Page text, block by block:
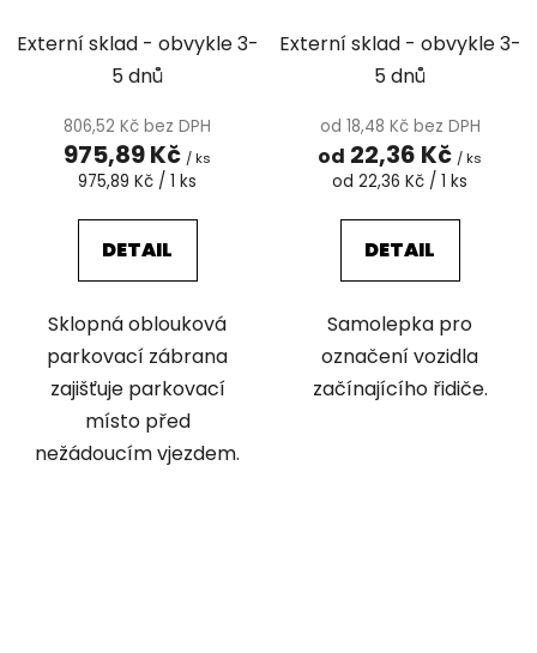
Externí sklad - obvykle 3-
5 dnů
806,52 Kč bez DPH
975,89 Kč / ks
Měrná
975,89 Kč / 1 ks
DETAIL
Sklopná oblouková
parkovací zábrana
zajišťuje parkovací
místo před
nežádoucím vjezdem.
Externí sklad - obvykle 3-
5 dnů
od 18,48 Kč bez DPH
od 22,36 Kč / ks
Měrná
od 22,36 Kč / 1 ks
DETAIL
Samolepka pro
označení vozidla
začínajícího řidiče.